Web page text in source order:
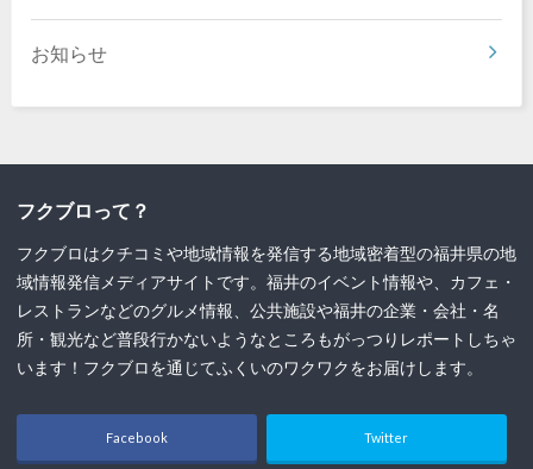
お知らせ
フクブロって？
フクブロはクチコミや地域情報を発信する地域密着型の福井県の地
域情報発信メディアサイトです。福井のイベント情報や、カフェ・
レストランなどのグルメ情報、公共施設や福井の企業・会社・名
所・観光など普段行かないようなところもがっつりレポートしちゃ
います！フクブロを通じてふくいのワクワクをお届けします。
Facebook Twitter